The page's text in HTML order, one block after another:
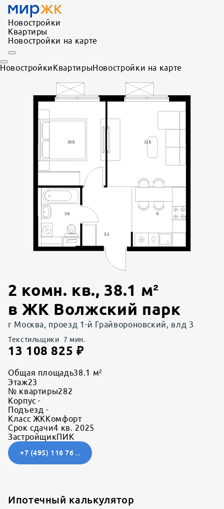
Новостройки
Квартиры
Новостройки на карте
НовостройкиКвартирыНовостройки на карте
2 комн. кв., 38.1 м²
вЖК Волжский парк
г Москва, проезд 1-й Грайвороновский, влд 3
Текстильщики 7 мин.
13 108 825 ₽
Общая площадь38.1 м²
Этаж23
№ квартиры282
Корпус -
Подъезд -
Класс ЖККомфорт
Срок сдачи4 кв. 2025
ЗастройщикПИК
+7 (495) 116 76 ..
Ипотечный калькулятор